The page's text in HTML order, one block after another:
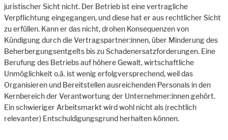
juristischer Sicht nicht. Der Betrieb ist eine vertragliche
Verpflichtung eingegangen, und diese hat er aus rechtlicher Sicht
zu erfüllen. Kann er das nicht, drohen Konsequenzen von
Kündigung durch die Vertragspartner:innen, über Minderung des
Beherbergungsentgelts bis zu Schadenersatzforderungen. Eine
Berufung des Betriebs auf höhere Gewalt, wirtschaftliche
Unmöglichkeit o.ä. ist wenig erfolgversprechend, weil das
Organisieren und Bereitstellen ausreichenden Personals in den
Kernbereich der Verantwortung der Unternehmer:innen gehört.
Ein schwieriger Arbeitsmarkt wird wohl nicht als (rechtlich
relevanter) Entschuldigungsgrund herhalten können.